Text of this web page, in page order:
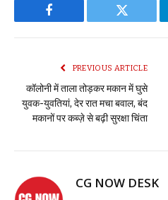
Facebook Twitter
PREVIOUS ARTICLE
कॉलोनी में ताला तोड़कर मकान में घुसे
युवक-युवतियां, देर रात मचा बवाल, बंद
मकानों पर कब्ज़े से बढ़ी सुरक्षा चिंता
CG NOW DESK